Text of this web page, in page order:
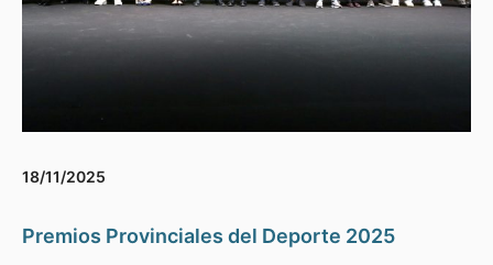
18/11/2025
Premios Provinciales del Deporte 2025